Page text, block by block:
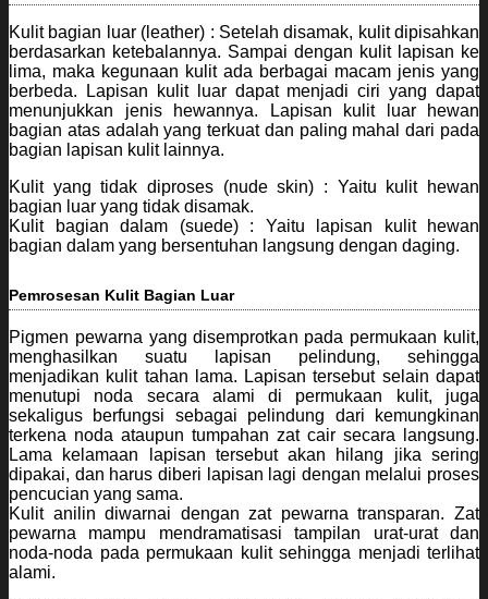
Kulit bagian luar (leather) : Setelah disamak, kulit dipisahkan
berdasarkan ketebalannya. Sampai dengan kulit lapisan ke
lima, maka kegunaan kulit ada berbagai macam jenis yang
berbeda. Lapisan kulit luar dapat menjadi ciri yang dapat
menunjukkan jenis hewannya. Lapisan kulit luar hewan
bagian atas adalah yang terkuat dan paling mahal dari pada
bagian lapisan kulit lainnya.
Kulit yang tidak diproses (nude skin) : Yaitu kulit hewan
bagian luar yang tidak disamak.
Kulit bagian dalam (suede) : Yaitu lapisan kulit hewan
bagian dalam yang bersentuhan langsung dengan daging.
Pemrosesan Kulit Bagian Luar
Pigmen pewarna yang disemprotkan pada permukaan kulit,
menghasilkan suatu lapisan pelindung, sehingga
menjadikan kulit tahan lama. Lapisan tersebut selain dapat
menutupi noda secara alami di permukaan kulit, juga
sekaligus berfungsi sebagai pelindung dari kemungkinan
terkena noda ataupun tumpahan zat cair secara langsung.
Lama kelamaan lapisan tersebut akan hilang jika sering
dipakai, dan harus diberi lapisan lagi dengan melalui proses
pencucian yang sama.
Kulit anilin diwarnai dengan zat pewarna transparan. Zat
pewarna mampu mendramatisasi tampilan urat-urat dan
noda-noda pada permukaan kulit sehingga menjadi terlihat
alami.